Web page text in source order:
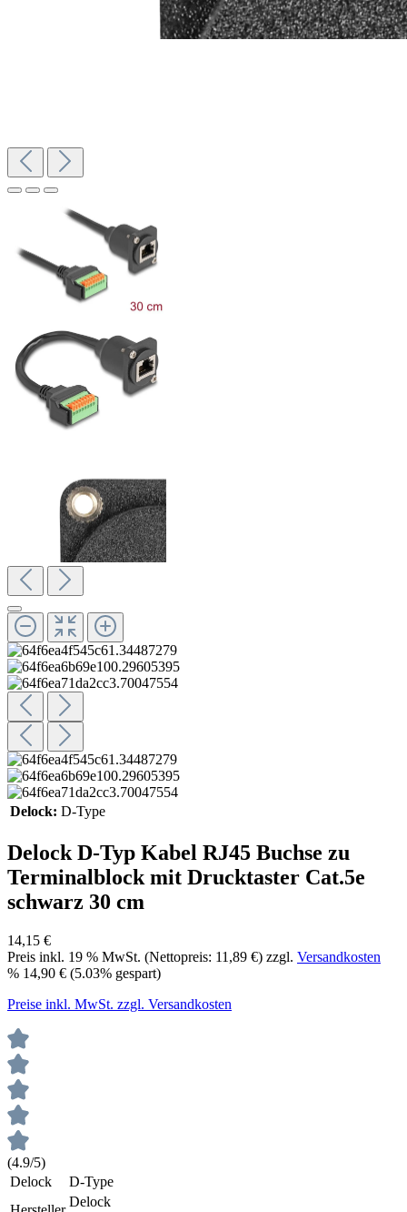
Delock: D-Type
Delock D-Typ Kabel RJ45 Buchse zu
Terminalblock mit Drucktaster Cat.5e
schwarz 30 cm
14,15 €
Preis inkl. 19 % MwSt. (Nettopreis: 11,89 €) zzgl. Versandkosten
% 14,90 € (5.03% gespart)
Preise inkl. MwSt. zzgl. Versandkosten
(4.9/5)
Delock
D-Type
Delock